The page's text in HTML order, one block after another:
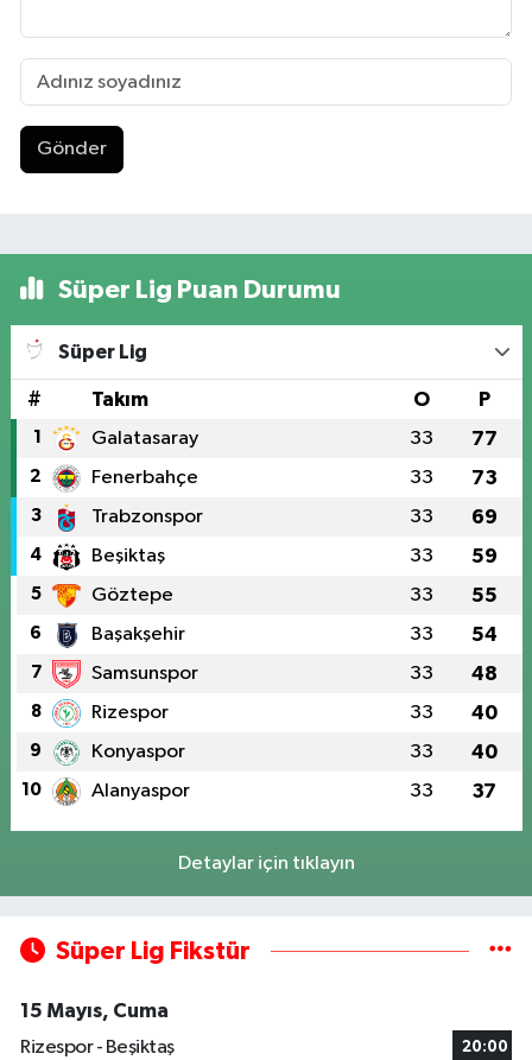
Gönder
Süper Lig Puan Durumu
Süper Lig
# Takım O P
1 Galatasaray 33 77
2 Fenerbahçe 33 73
3 Trabzonspor 33 69
4 Beşiktaş 33 59
5 Göztepe 33 55
6 Başakşehir 33 54
7 Samsunspor 33 48
8 Rizespor 33 40
9 Konyaspor 33 40
10 Alanyaspor 33 37
Detaylar için tıklayın
Süper Lig Fikstür
15 Mayıs, Cuma
Rizespor - Beşiktaş
20:00